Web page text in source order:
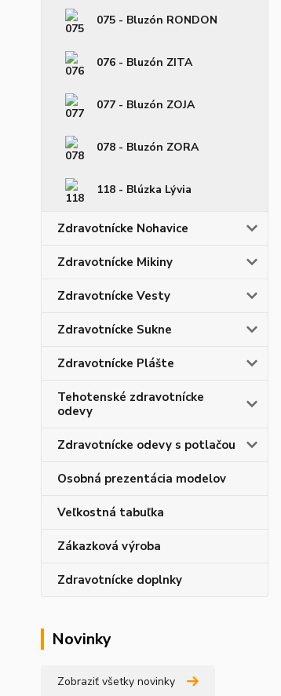
075 - Bluzón RONDON
076 - Bluzón ZITA
077 - Bluzón ZOJA
078 - Bluzón ZORA
118 - Blúzka Lývia
Zdravotnícke Nohavice
Zdravotnícke Mikiny
Zdravotnícke Vesty
Zdravotnícke Sukne
Zdravotnícke Plášte
Tehotenské zdravotnícke
odevy
Zdravotnícke odevy s potlačou
Osobná prezentácia modelov
Veľkostná tabuľka
Zákazková výroba
Zdravotnícke doplnky
Novinky
Zobraziť všetky novinky